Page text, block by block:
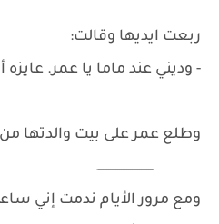
ربعت ايديها وقالت:
- وديني عند ماما يا عمر.
وطلع عمر على بيت والدتها من
ـــــــــــــــــــــــــــــــ
ومع مرور الأيام ندمت إني